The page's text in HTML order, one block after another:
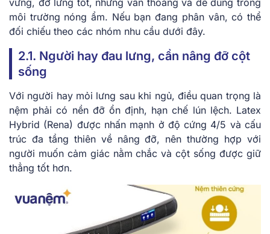
vững, đỡ lưng tốt, nhưng vẫn thoáng và dễ dùng trong
môi trường nóng ẩm. Nếu bạn đang phân vân, có thể
đối chiếu theo các nhóm nhu cầu dưới đây.
2.1. Người hay đau lưng, cần nâng đỡ cột
sống
Với người hay mỏi lưng sau khi ngủ, điều quan trọng là
nệm phải có nền đỡ ổn định, hạn chế lún lệch. Latex
Hybrid (Rena) được nhấn mạnh ở độ cứng 4/5 và cấu
trúc đa tầng thiên về nâng đỡ, nên thường hợp với
người muốn cảm giác nằm chắc và cột sống được giữ
thẳng tốt hơn.